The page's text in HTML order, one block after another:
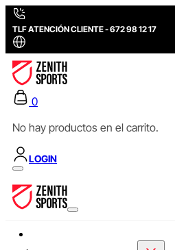
TLF ATENCIÓN CLIENTE - 672 98 12 17
0
No hay productos en el carrito.
LOGIN